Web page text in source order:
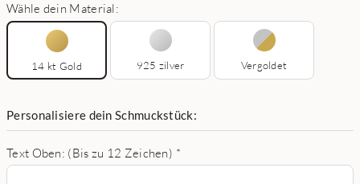
Wähle dein Material:
14 kt Gold 925 zilver Vergoldet
Personalisiere dein Schmuckstück:
Text Oben: (Bis zu 12 Zeichen) *